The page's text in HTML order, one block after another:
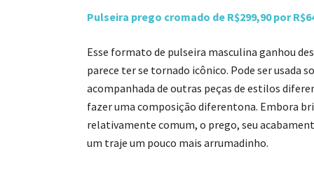
Pulseira prego cromado de R$299,90 por
Esse formato de pulseira masculina ganhou
parece ter se tornado icônico. Pode ser usada
acompanhada de outras peças de estilos
fazer uma composição diferentona. Embora
relativamente comum, o prego, seu
um traje um pouco mais arrumadinho.